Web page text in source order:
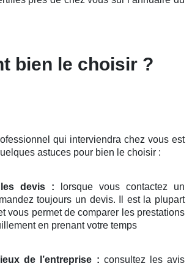
bien le choisir ?
qui interviendra chez vous est
astuces pour bien le choisir :
devis : lorsque vous contactez un
toujours un devis. Il est la plupart
vous permet de comparer les prestations
en prenant votre temps
de l’entreprise : consultez les avis